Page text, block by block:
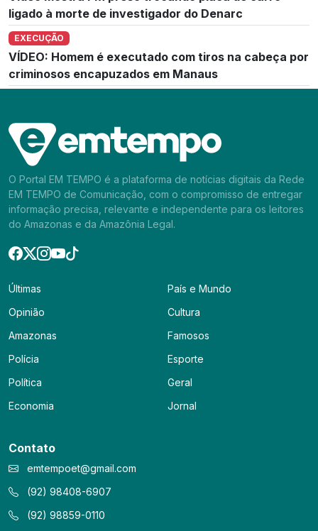
ligado à morte de investigador do Denarc
EXECUÇÃO
VÍDEO: Homem é executado com tiros na cabeça por
criminosos encapuzados em Manaus
O Portal EM TEMPO é a plataforma de notícias digitais da Rede
EM TEMPO de Comunicação, com o compromisso de entregar
informação precisa, relevante e independente para os leitores
do Amazonas e da Amazônia Legal.
Últimas
Opinião
Amazonas
Polícia
Política
Economia
País e Mundo
Cultura
Famosos
Esporte
Geral
Jornal
Contato
emtempoet@gmail.com
(92) 98408-6907
(92) 98859-0110